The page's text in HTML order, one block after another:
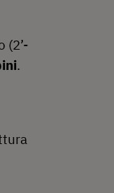
(2’-
.